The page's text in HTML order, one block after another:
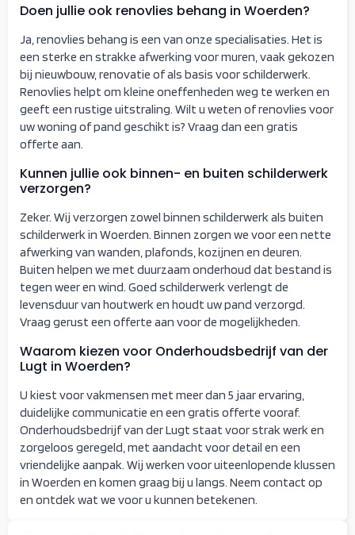
Doen jullie ook renovlies behang in Woerden?
Ja, renovlies behang is een van onze specialisaties. Het is
een sterke en strakke afwerking voor muren, vaak gekozen
bij nieuwbouw, renovatie of als basis voor schilderwerk.
Renovlies helpt om kleine oneffenheden weg te werken en
geeft een rustige uitstraling. Wilt u weten of renovlies voor
uw woning of pand geschikt is? Vraag dan een gratis
offerte aan.
Kunnen jullie ook binnen- en buiten schilderwerk
verzorgen?
Zeker. Wij verzorgen zowel binnen schilderwerk als buiten
schilderwerk in Woerden. Binnen zorgen we voor een nette
afwerking van wanden, plafonds, kozijnen en deuren.
Buiten helpen we met duurzaam onderhoud dat bestand is
tegen weer en wind. Goed schilderwerk verlengt de
levensduur van houtwerk en houdt uw pand verzorgd.
Vraag gerust een offerte aan voor de mogelijkheden.
Waarom kiezen voor Onderhoudsbedrijf van der
Lugt in Woerden?
U kiest voor vakmensen met meer dan 5 jaar ervaring,
duidelijke communicatie en een gratis offerte vooraf.
Onderhoudsbedrijf van der Lugt staat voor strak werk en
zorgeloos geregeld, met aandacht voor detail en een
vriendelijke aanpak. Wij werken voor uiteenlopende klussen
in Woerden en komen graag bij u langs. Neem contact op
en ontdek wat we voor u kunnen betekenen.